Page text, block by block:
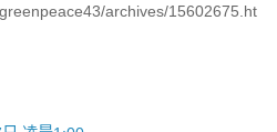
archives/15602675.ht